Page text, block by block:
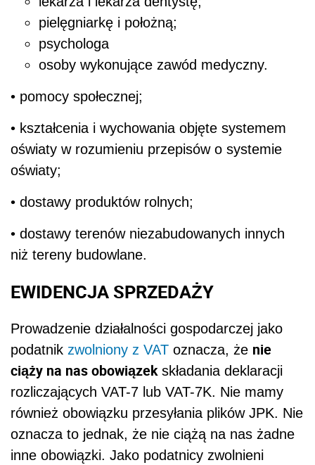
pielęgniarkę i położną;
psychologa
osoby wykonujące zawód medyczny.
• pomocy społecznej;
• kształcenia i wychowania objęte systemem
oświaty w rozumieniu przepisów o systemie
oświaty;
• dostawy produktów rolnych;
• dostawy terenów niezabudowanych innych
niż tereny budowlane.
EWIDENCJA SPRZEDAŻY
Prowadzenie działalności gospodarczej jako
podatnik zwolniony z VAT oznacza, że nie
ciąży na nas obowiązek składania deklaracji
rozliczających VAT-7 lub VAT-7K. Nie mamy
również obowiązku przesyłania plików JPK. Nie
oznacza to jednak, że nie ciążą na nas żadne
inne obowiązki. Jako podatnicy zwolnieni